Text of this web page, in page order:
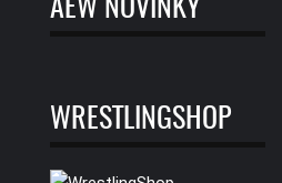
AEW NOVINKY
WRESTLINGSHOP